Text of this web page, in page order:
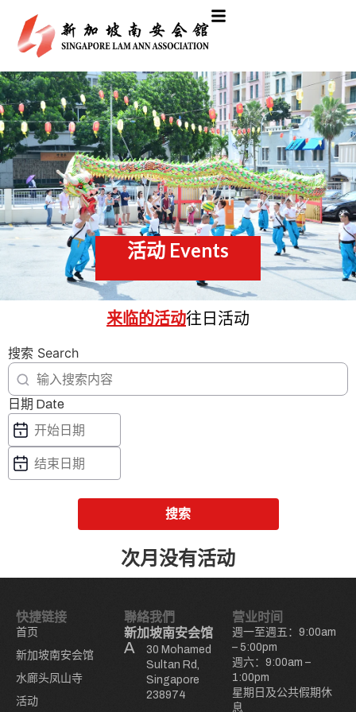
活动 Events​
来临的活动往日活动
搜索 Search
日期 Date
搜索
次月没有活动
快捷链接
首页
新加坡南安会馆
水廊头凤山寺
活动
聯絡我們
新加坡南安会馆
30 Mohamed
Sultan Rd,
Singapore
238974
营业时间
週一至週五：9:00am
– 5:00pm
週六：9:00am –
1:00pm
星期日及公共假期休
息